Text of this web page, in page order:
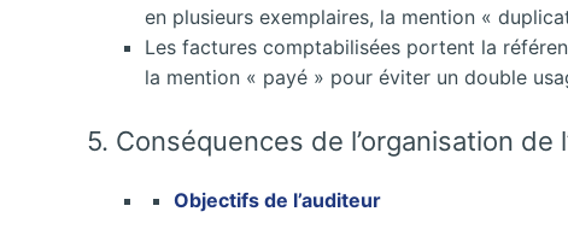
en plusieurs exemplaires, la mention «
Les factures comptabilisées portent la
la mention « payé » pour éviter un double
5. Conséquences de l’organisation de
Objectifs de l’auditeur